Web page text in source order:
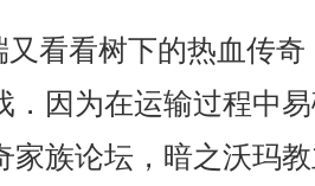
又看看树下的热血传
．因为在运输过程中
家族论坛，暗之沃玛